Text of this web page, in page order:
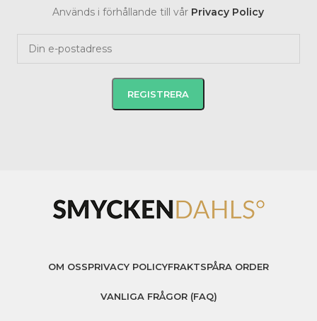
Används i förhållande till vår Privacy Policy
OM OSSPRIVACY POLICYFRAKTSPÅRA ORDER
VANLIGA FRÅGOR (FAQ)